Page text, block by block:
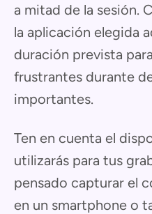
a mitad de la sesión.
la aplicación elegida
duración prevista
frustrantes durante
importantes.
Ten en cuenta el
utilizarás para tus
pensado capturar el
en un smartphone o